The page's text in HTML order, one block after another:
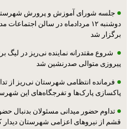
جلسه شورای آموزش و پرورش
دوشنبه ۱۲ مردادماه در سالن
برگزار شد
شروع مقتدرانه نماینده نی‌ریز در لیگ
پیروزی متوالی صدرنشین شد
فرمانده انتظامی شهرستان نی‌ریز از
پاکسازی پارک‌ها و تفرجگاه‌های این
تداوم حضور میدانی مسئولان بدنبال
قشم از نیروهای اعزامی شهرستان دیدار